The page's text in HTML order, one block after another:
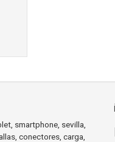
smartphone, sevilla,
conectores, carga,